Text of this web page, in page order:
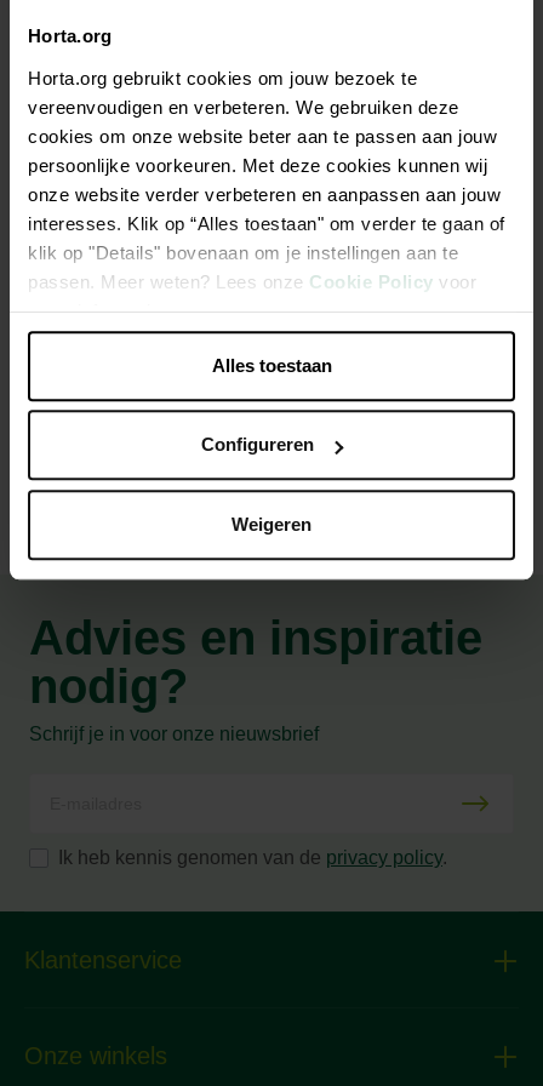
Horta.org
Horta.org gebruikt cookies om jouw bezoek te
vereenvoudigen en verbeteren. We gebruiken deze
cookies om onze website beter aan te passen aan jouw
persoonlijke voorkeuren. Met deze cookies kunnen wij
onze website verder verbeteren en aanpassen aan jouw
interesses. Klik op “Alles toestaan" om verder te gaan of
klik op "Details" bovenaan om je instellingen aan te
passen. Meer weten? Lees onze Cookie Policy voor
meer informatie.
Alles toestaan
Configureren
Weigeren
Beschrijving
Hoge kwaliteit sokken, zeer geschikt als werksok. Warm en
sterk, zonder voelbare teennaad. 3-pack assorti met links en
rechts aanduiding. Materiaal: 75% katoen, 20% polyester en
5% elastaan.
Productspecificaties
Advies en inspiratie
nodig?
Schrijf je in voor onze nieuwsbrief
Ik heb kennis genomen van de privacy policy.
Klantenservice
Onze winkels